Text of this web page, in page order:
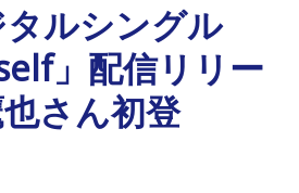
ルシングル
」配信リリー
さん初登